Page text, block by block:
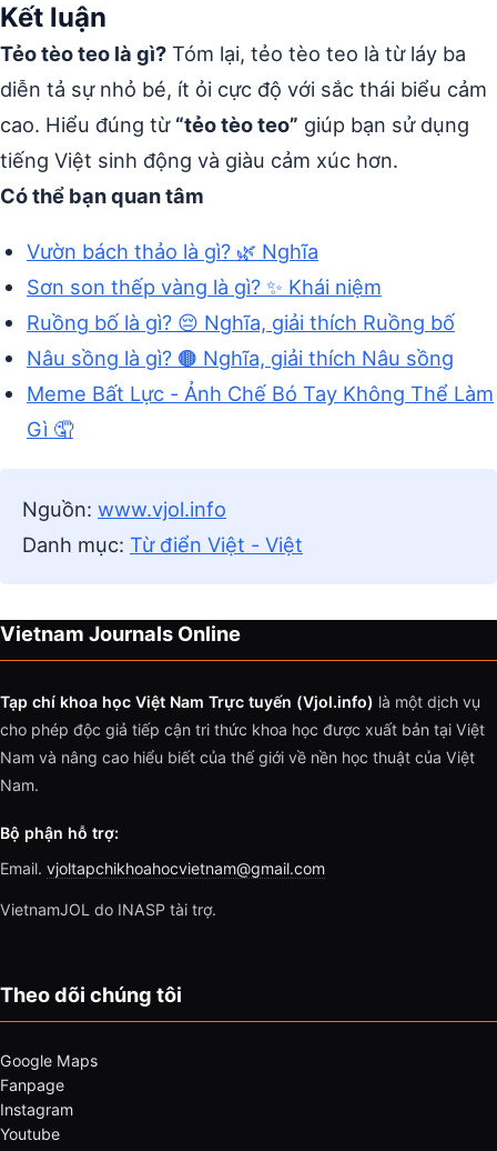
Kết luận
Tẻo tèo teo là gì? Tóm lại, tẻo tèo teo là từ láy ba
diễn tả sự nhỏ bé, ít ỏi cực độ với sắc thái biểu cảm
cao. Hiểu đúng từ “tẻo tèo teo” giúp bạn sử dụng
tiếng Việt sinh động và giàu cảm xúc hơn.
Có thể bạn quan tâm
Vườn bách thảo là gì? 🌿 Nghĩa
Sơn son thếp vàng là gì? ✨ Khái niệm
Ruồng bố là gì? 😔 Nghĩa, giải thích Ruồng bố
Nâu sồng là gì? 🟤 Nghĩa, giải thích Nâu sồng
Meme Bất Lực - Ảnh Chế Bó Tay Không Thể Làm
Gì 🤦
Nguồn: www.vjol.info
Danh mục: Từ điển Việt - Việt
Vietnam Journals Online
Tạp chí khoa học Việt Nam Trực tuyến (Vjol.info) là một dịch vụ
cho phép độc giả tiếp cận tri thức khoa học được xuất bản tại Việt
Nam và nâng cao hiểu biết của thế giới về nền học thuật của Việt
Nam.
Bộ phận hỗ trợ:
Email. vjoltapchikhoahocvietnam@gmail.com
VietnamJOL do INASP tài trợ.
Theo dõi chúng tôi
Google Maps
Fanpage
Instagram
Youtube